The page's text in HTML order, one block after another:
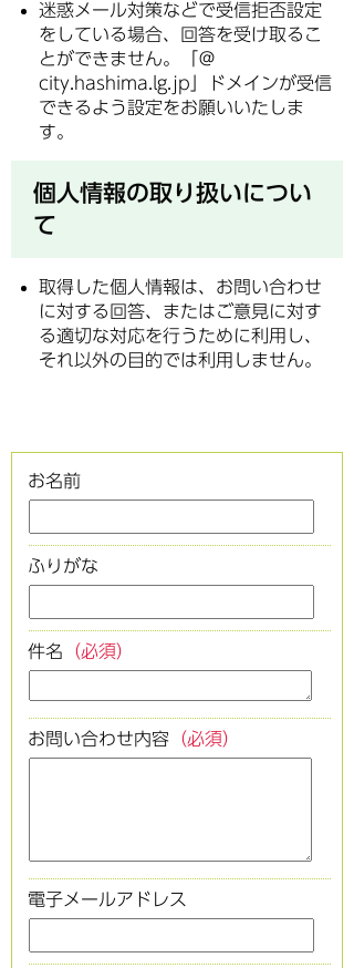
迷惑メール対策などで受信拒否設定
をしている場合、回答を受け取るこ
とができません。「＠
city.hashima.lg.jp」ドメインが受信
できるよう設定をお願いいたしま
す。
個人情報の取り扱いについ
て
取得した個人情報は、お問い合わせ
に対する回答、またはご意見に対す
る適切な対応を行うために利用し、
それ以外の目的では利用しません。
お名前
ふりがな
件名 （必須）
お問い合わせ内容 （必須）
電子メールアドレス